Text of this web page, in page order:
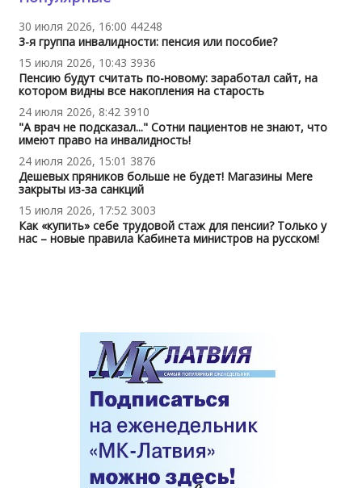
30 июля 2026, 16:00 44248
3-я группа инвалидности: пенсия или пособие?
15 июля 2026, 10:43 3936
Пенсию будут считать по-новому: заработал сайт, на
котором видны все накопления на старость
24 июля 2026, 8:42 3910
"А врач не подсказал..." Сотни пациентов не знают, что
имеют право на инвалидность!
24 июля 2026, 15:01 3876
Дешевых пряников больше не будет! Магазины Mere
закрыты из-за санкций
15 июля 2026, 17:52 3003
Как «купить» себе трудовой стаж для пенсии? Только у
нас – новые правила Кабинета министров на русском!